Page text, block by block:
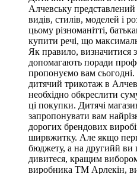
Алчевську
видів, стилів, моделей і
цьому різноманітті,
купити речі, що
Як правило, визначитися
допомагають поради
пропонуємо вам
дитячий трикотаж в
необхідно обкреслити
ці покупки. Дитячі
запропонувати вам
дорогих брендових
ширвжитку. Але якщо
бюджету, а на другийй ви
дивитеся, кращим
виробника ТМ Арлекін,